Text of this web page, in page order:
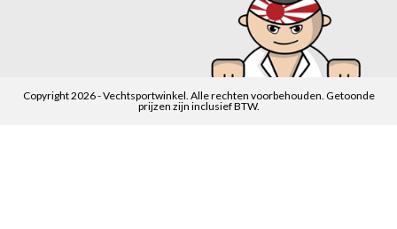
Copyright 2026 - Vechtsportwinkel. Alle rechten voorbehouden. Getoonde
prijzen zijn inclusief BTW.